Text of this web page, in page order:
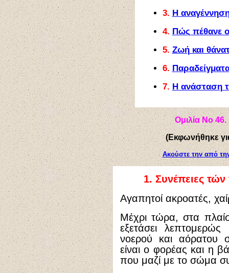
3. Η
4. Πώς πέθανε
5. Ζωή και
6.
7. Η ανάσταση
Ομιλία Νο 46.
(Εκφωνήθηκε
Ακούστε την από
1. Συνέπειες
Αγαπητοί ακροατές,
Μέχρι τώρα, στα
εξετάσει
νοερού και αόρατου
είναι ο φορέας και η
που μαζί με το σώμα